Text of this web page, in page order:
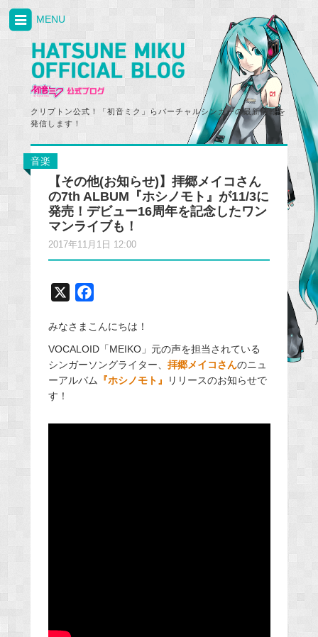
クリプトン公式！「初音ミク」らバーチャルシンガーの最新情報を
発信します！
MENU
音楽
【その他(お知らせ)】拝郷メイコさん
の7th ALBUM『ホシノモト』が11/3に
発売！デビュー16周年を記念したワン
マンライブも！
2017年11月1日 12:00
c
e
b
o
k
みなさまこんにちは！
VOCALOID「MEIKO」元の声を担当されている
シンガーソングライター、 拝郷メイコさんのニュ
ーアルバム 『ホシノモト』
リリースのお知らせで
す！